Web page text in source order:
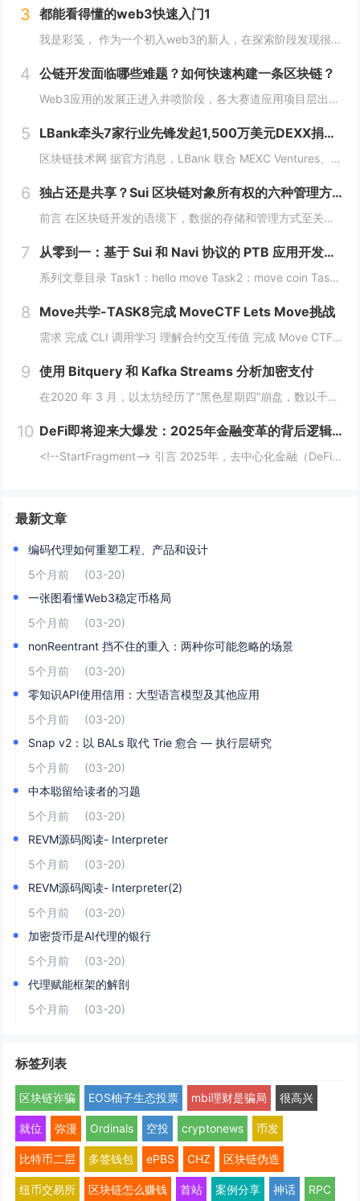
3 都能看得懂的web3快速入门1
我是彩笺， 作为一个初入web3的新人，在探索阶段发现很多概念、工具都需要花费一定的时间和精力，才能了解到其在web3中所代表的含义。 概念上；像是去中心化、区块链、智能合约... 工具上：钱包、私钥、跨链桥... 在看到web3相...
4 公链开发面临哪些难题？如何快速构建一条区块链？
Web3应用的发展正进入井喷阶段，各大赛道应用项目层出不穷，同时公链赛道也在稳步增长，据Coingecko数据显示，目前收录的L1和L2项目已经超过7000个，这里面不仅有做基础设施的L1，还有许多专注于业务的应用链。公链的发展已不局限于基...
5 LBank牵头7家行业先锋发起1,500万美元DEXX捐赠计划
区块链技术网 据官方消息，LBank 联合 MEXC Ventures、HashKey Capital、SevenX Ventures、Mask Network 等共同发起了对 DEXX 的 1,500 万美元捐赠计划，该计划将为...
6 独占还是共享？Sui 区块链对象所有权的六种管理方式全解析
前言 在区块链开发的语境下，数据的存储和管理方式至关重要。而 Move 语言作为一种专为区块链设计的编程语言，以其灵活的语法和强大的能力系统，成为 Sui 区块链的核心语言。本文将围绕 Move 语言中的结构体展开，解析其在 Sui 区块...
7 从零到一：基于 Sui 和 Navi 协议的 PTB 应用开发教程
系列文章目录 Task1：hello move Task2：move coin Task3：move nft Task4：move game Task5：move swap Task6：sdk ptb 更多精彩内容，敬请期待！️...
8 Move共学-TASK8完成 MoveCTF Lets Move挑战
需求 完成 CLI 调用学习 理解合约交互传值 完成 Move CTF Lets Move 一、任务指南 合约部署地址: 0x097a3833b6b5c62ca6ad10f0509dffdadff7ce31e1...
9 使用 Bitquery 和 Kafka Streams 分析加密支付
在2020 年 3 月，以太坊经历了“黑色星期四”崩盘，数以千计的 DeFi（去中心化金融）清算被同时触发，导致网络费用从 20 gwei 飙升至 200 gwei 以上。那些能够监控并对内存池数据做出反应的人幸存下来，而那些无法做到的人则...
10 DeFi即将迎来大爆发：2025年金融变革的背后逻辑与机会
<!--StartFragment--> 引言 2025年，去中心化金融（DeFi）可能迎来一个重要的爆发时期。根据近期的新闻热点，多个因素正在推动这一趋势的到来。首先，美国政府计划建立比特币战略储备，并配合发行ETF等债务...
最新文章
编码代理如何重塑工程、产品和设计
5个月前
(03-20)
一张图看懂Web3稳定币格局
5个月前
(03-20)
nonReentrant 挡不住的重入：两种你可能忽略的场景
5个月前
(03-20)
零知识API使用信用：大型语言模型及其他应用
5个月前
(03-20)
Snap v2：以 BALs 取代 Trie 愈合 — 执行层研究
5个月前
(03-20)
中本聪留给读者的习题
5个月前
(03-20)
REVM源码阅读- Interpreter
5个月前
(03-20)
REVM源码阅读- Interpreter(2)
5个月前
(03-20)
加密货币是AI代理的银行
5个月前
(03-20)
代理赋能框架的解剖
5个月前
(03-20)
标签列表
区块链诈骗 EOS柚子生态投票 mbi理财是骗局 很高兴
就位 弥漫 Ordinals 空投 cryptonews 币发
比特币二层 多签钱包 ePBS CHZ 区块链伪造
纽币交易所 区块链怎么赚钱 首站 案例分享 神话 RPC